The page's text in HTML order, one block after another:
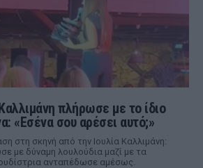
πλήρωσε με το ίδιο
«Εσένα σου αρέσει αυτό;»
στη σκηνή από την Ιουλία Καλλιμάνη:
με δύναμη λουλούδια μαζί με τα
ανταπέδωσε αμέσως.